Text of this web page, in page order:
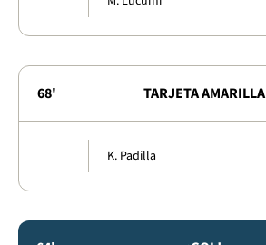
68' TARJETA AMARILLA
K. Padilla